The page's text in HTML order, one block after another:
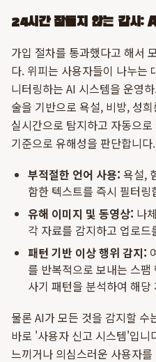
24시간 잠들지 않는 감시:
가입 절차를 통과했다고 해서
다. 위피는 사용자들이 나누는
니터링하는 AI 시스템을 운영
술을 기반으로 욕설, 비방, 성
실시간으로 탐지하고 자동으
기준으로 유해성을 판단합니다.
부적절한 언어 사용: 욕설,
함한 텍스트를 즉시 필터링
유해 이미지 및 동영상: 나
각 자료를 감지하고 업로드
패턴 기반 이상 행위 감지:
를 반복적으로 보내는 스
사기 패턴을 분석하여 해
물론 AI가 모든 것을 감지할 수
바로 '사용자 신고 시스템'입니
느끼거나 의심스러운 사용자